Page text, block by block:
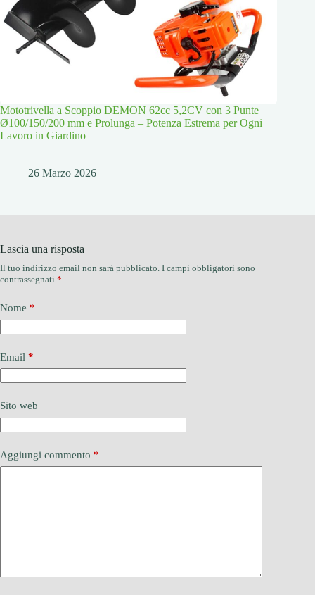
Mototrivella a Scoppio DEMON 62cc 5,2CV con 3 Punte
Ø100/150/200 mm e Prolunga – Potenza Estrema per Ogni
Lavoro in Giardino
26 Marzo 2026
Lascia una risposta
Il tuo indirizzo email non sarà pubblicato. I campi obbligatori sono
contrassegnati *
Nome *
Email *
Sito web
Aggiungi commento *